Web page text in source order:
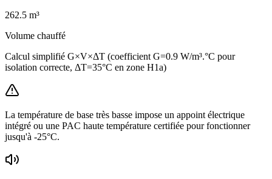
262.5 m³
Volume chauffé
Calcul simplifié G×V×ΔT (coefficient G=0.9 W/m³.°C pour
isolation correcte, ΔT=35°C en zone H1a)
La température de base très basse impose un appoint électrique
intégré ou une PAC haute température certifiée pour fonctionner
jusqu'à -25°C.